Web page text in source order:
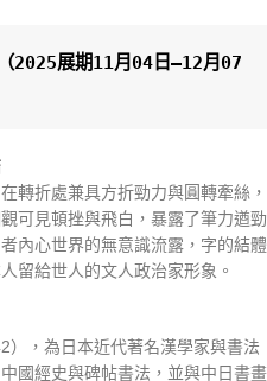
2025展期11月04日—12月07
轉折處兼具方折勁力與圓轉牽絲，
可見頓挫與飛白，暴露了筆力遒勁
內心世界的無意識流露，字的結體
留給世人的文人政治家形象。
），為日本近代著名漢學家與書法
國經史與碑帖書法，並與中日書畫